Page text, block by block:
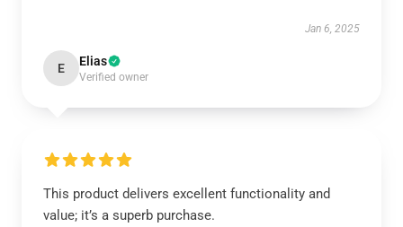
Jan 6, 2025
E Elias
Verified owner
This product delivers excellent functionality and
value; it’s a superb purchase.